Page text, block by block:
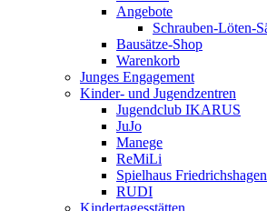
Angebote
Schrauben-Löten-
Bausätze-Shop
Warenkorb
Junges Engagement
Kinder- und Jugendzentren
Jugendclub IKARUS
JuJo
Manege
ReMiLi
Spielhaus Friedrichshagen
RUDI
Kindertagesstätten